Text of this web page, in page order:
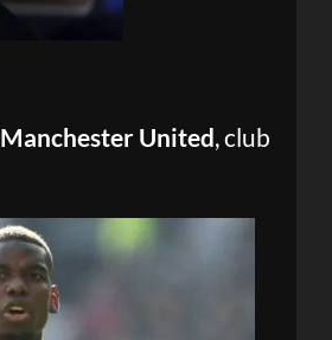
Manchester United, club